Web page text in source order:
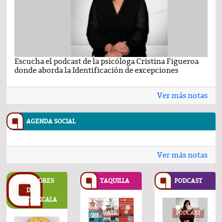
Escucha el podcast de la psicóloga Cristina Figueroa
donde aborda la Identificación de excepciones
Ver más notas
AGENDA SOCIAL
Ver más notas
SABORES
DE
TLAXCALA
TAQUILLA
UATX UATX
PODCAST
PODCAST PODCAST PODCAST